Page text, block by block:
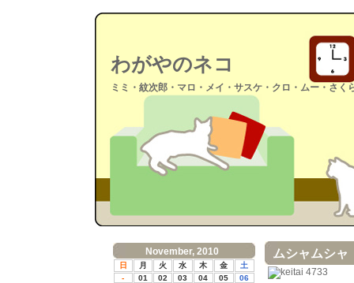
わがやのネコ
ミミ・紋次郎・マロ・メイ・サスケ・クロ・ムー・さく
November, 2010
日 月 火 水 木 金
土
-
01 02 03 04 05
06
ムシャムシャ